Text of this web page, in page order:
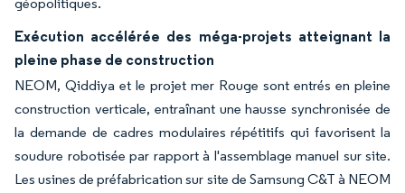
Exécution accélérée des méga-projets atteignant la
pleine phase de construction
NEOM, Qiddiya et le projet mer Rouge sont entrés en pleine
construction verticale, entraînant une hausse synchronisée de
la demande de cadres modulaires répétitifs qui favorisent la
soudure robotisée par rapport à l'assemblage manuel sur site.
Les usines de préfabrication sur site de Samsung C&T à NEOM